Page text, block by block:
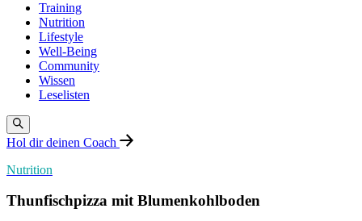
Training
Nutrition
Lifestyle
Well-Being
Community
Wissen
Leselisten
Hol dir deinen Coach
Nutrition
Thunfischpizza mit Blumenkohlboden